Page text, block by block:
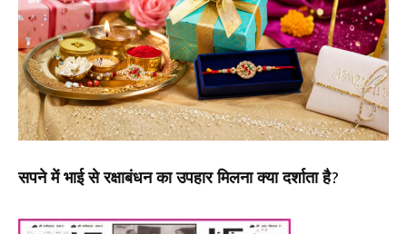
सपने में भाई से रक्षाबंधन का उपहार मिलना क्या दर्शाता है?